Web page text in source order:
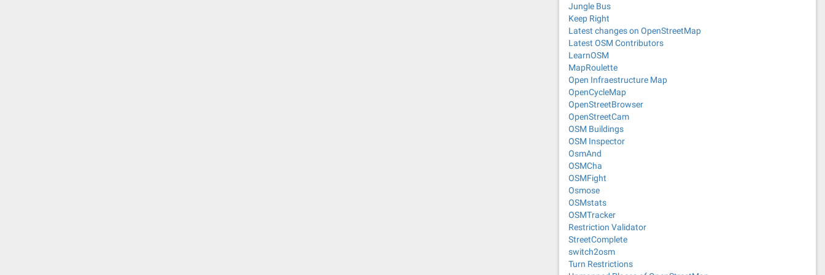
Jungle Bus
Keep Right
Latest changes on OpenStreetMap
Latest OSM Contributors
LearnOSM
MapRoulette
Open Infraestructure Map
OpenCycleMap
OpenStreetBrowser
OpenStreetCam
OSM Buildings
OSM Inspector
OsmAnd
OSMCha
OSMFight
Osmose
OSMstats
OSMTracker
Restriction Validator
StreetComplete
switch2osm
Turn Restrictions